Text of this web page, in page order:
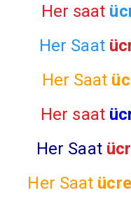
Her saat
Her Saat
Her Saat
Her saat
Her Saat
Her Saat